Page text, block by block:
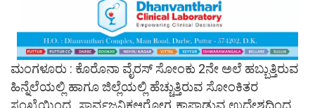
ಮಂಗಳೂರು : ಕೊರೊನಾ ವೈರಸ್ ಸೋಂಕು 2ನೇ ಅಲೆ ಹಬ್ಬುತ್ತಿರುವ
ಹಿನ್ನೆಲೆಯಲ್ಲಿ ಹಾಗೂ ಜಿಲ್ಲೆಯಲ್ಲಿ ಹೆಚ್ಚುತ್ತಿರುವ ಸೋಂಕಿತರ
ಸಂಖ್ಯೆಯಿಂದ , ಸಾರ್ವಜನಿಕಆರೋಗ್ಯ ಕಾಪಾಡುವ ಉದ್ದೇಶದಿಂದ